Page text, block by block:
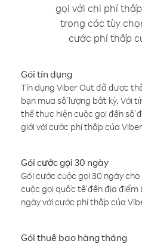
gọi với chi phí
trong các tùy
cước phí thấp
Gói tín dụng
Tín dụng Viber Out đã được
bạn mua số lượng bất kỳ. Với
thể thực hiện cuộc gọi đến số
giới với cước phí thấp của
Gói cước gọi 30 ngày
Gói cước cuộc gọi 30 ngày
cuộc gọi quốc tế đến địa
ngày với cước phí thấp của
Gói thuê bao hàng tháng